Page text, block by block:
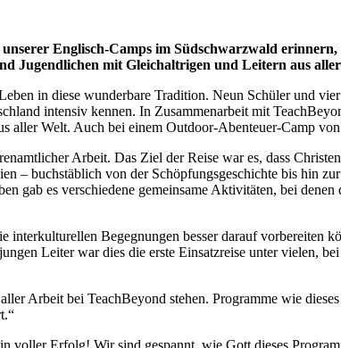
Englisch-Camps im Südschwarzwald
Jugendlichen mit Gleichaltrigen und Leitern aus
in diese wunderbare Tradition. Neun Schüler und
intensiv kennen. In Zusammenarbeit mit
aller Welt. Auch bei einem Outdoor-Abenteuer-Camp
Arbeit. Das Ziel der Reise war es, dass
– buchstäblich von der Schöpfungsgeschichte bis hin
gab es verschiedene gemeinsame Aktivitäten, bei
interkulturellen Begegnungen besser darauf vorbereiten
Leiter war dies die erste Einsatzreise unter vielen,
Arbeit bei TeachBeyond stehen. Programme wie